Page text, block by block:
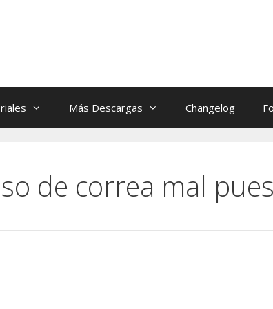
Más Descargas Changelog
de correa mal